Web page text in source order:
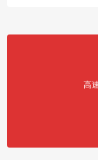
高